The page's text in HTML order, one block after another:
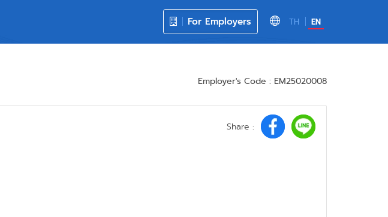
TH EN
For Employers
Employer's Code : EM25020008
Share :